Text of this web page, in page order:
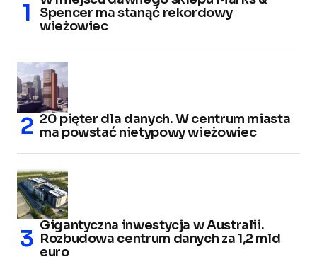
Spencer ma stanąć rekordowy
wieżowiec
20 pięter dla danych. W centrum miasta
ma powstać nietypowy wieżowiec
Gigantyczna inwestycja w Australii.
Rozbudowa centrum danych za 1,2 mld
euro